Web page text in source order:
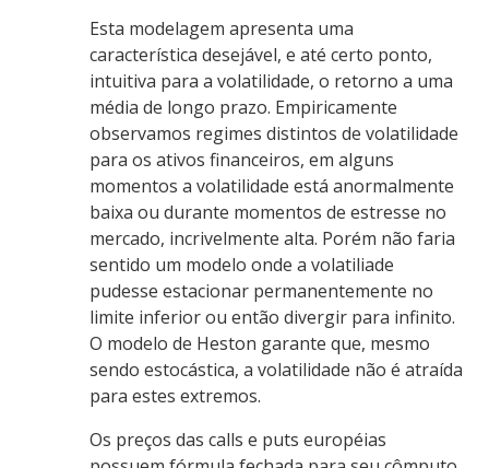
Esta modelagem apresenta uma
característica desejável, e até certo ponto,
intuitiva para a volatilidade, o retorno a uma
média de longo prazo. Empiricamente
observamos regimes distintos de volatilidade
para os ativos financeiros, em alguns
momentos a volatilidade está anormalmente
baixa ou durante momentos de estresse no
mercado, incrivelmente alta. Porém não faria
sentido um modelo onde a volatiliade
pudesse estacionar permanentemente no
limite inferior ou então divergir para infinito.
O modelo de Heston garante que, mesmo
sendo estocástica, a volatilidade não é atraída
para estes extremos.
Os preços das calls e puts européias